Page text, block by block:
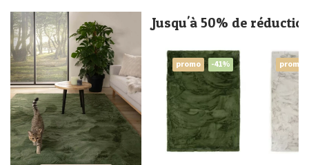
Jusqu'à 50% de
promo -41% promo